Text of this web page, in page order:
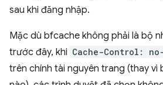
sau khi đăng nhập.
Mặc dù bfcache không phải là bộ
trước đây, khi Cache-Control:
trên chính tài nguyên trang (thay vì